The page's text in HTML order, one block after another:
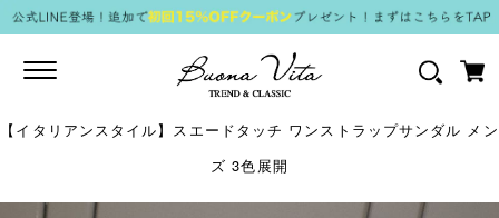
Toggle
【イタリアンスタイル】スエードタッチ ワンストラップサンダル メン
ズ 3色展開